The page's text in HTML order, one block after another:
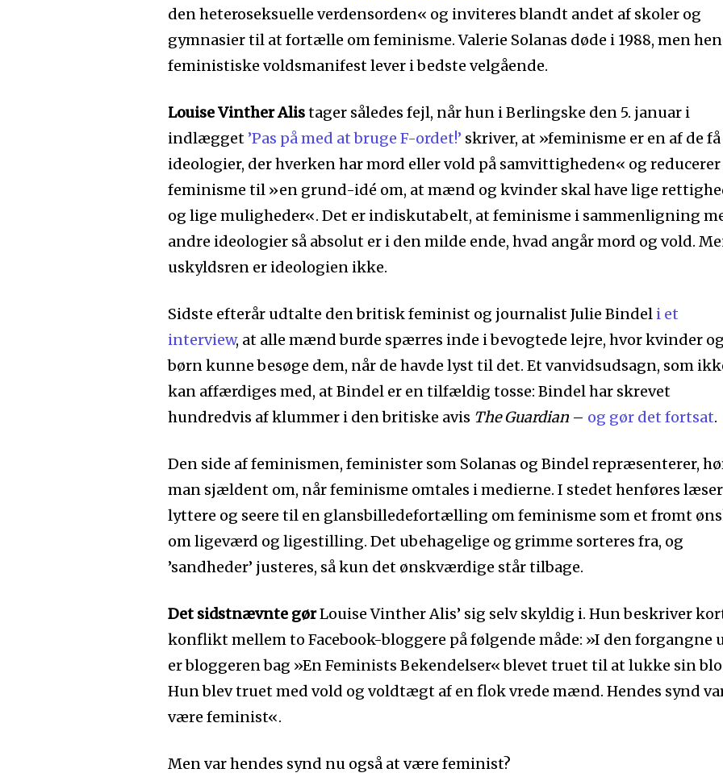
den heteroseksuelle verdensorden« og inviteres blandt andet af skoler og
gymnasier til at fortælle om feminisme. Valerie Solanas døde i 1988, men
feministiske voldsmanifest lever i bedste velgående.
Louise Vinther Alistager således fejl, når hun i Berlingske den 5. januar i
indlægget ’Pas på med at bruge F-ordet!’ skriver, at »feminisme er en af de få
ideologier, der hverken har mord eller vold på samvittigheden« og reducerer
feminisme til »en grund-idé om, at mænd og kvinder skal have lige
og lige muligheder«. Det er indiskutabelt, at feminisme i sammenligning
andre ideologier så absolut er i den milde ende, hvad angår mord og vold.
uskyldsren er ideologien ikke.
Sidste efterår udtalte den britisk feminist og journalist Julie Bindel i et
interview, at alle mænd burde spærres inde i bevogtede lejre, hvor kvinder og
børn kunne besøge dem, når de havde lyst til det. Et vanvidsudsagn, som
kan affærdiges med, at Bindel er en tilfældig tosse: Bindel har skrevet
hundredvis af klummer i den britiske avis The Guardian– og gør det fortsat.
Den side af feminismen, feminister som Solanas og Bindel repræsenterer,
man sjældent om, når feminisme omtales i medierne. I stedet henføres
lyttere og seere til en glansbilledefortælling om feminisme som et fromt
om ligeværd og ligestilling. Det ubehagelige og grimme sorteres fra, og
’sandheder’ justeres, så kun det ønskværdige står tilbage.
Det sidstnævnte gørLouise Vinther Alis’ sig selv skyldig i. Hun beskriver
konflikt mellem to Facebook-bloggere på følgende måde: »I den forgangne
er bloggeren bag »En Feminists Bekendelser« blevet truet til at lukke sin
Hun blev truet med vold og voldtægt af en flok vrede mænd. Hendes synd
være feminist«.
Men var hendes synd nu også at være feminist?